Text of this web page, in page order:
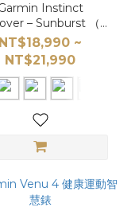
Instinct
– Sunburst （實
體指針）
NT$18,990 ~
NT$21,990